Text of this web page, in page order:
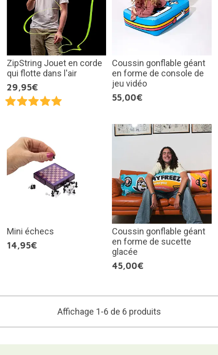
ZipString Jouet en corde
qui flotte dans l'air
29,95€
Coussin gonflable géant
en forme de console de
jeu vidéo
55,00€
Mini échecs
14,95€
Coussin gonflable géant
en forme de sucette
glacée
45,00€
Affichage 1-6 de 6 produits